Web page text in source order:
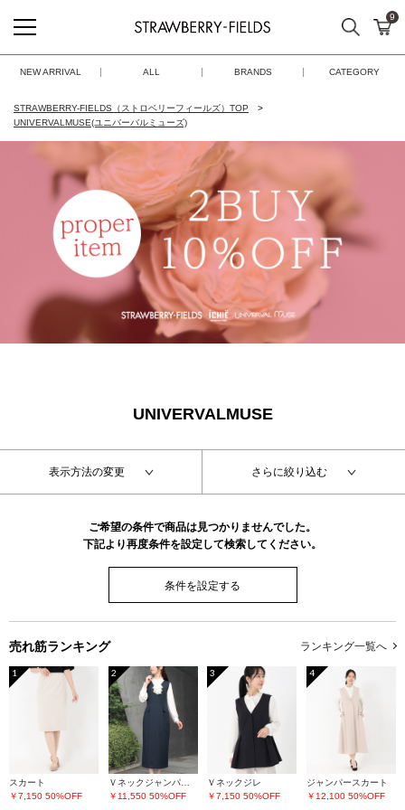
STRAWBERRY-FIELDS
検索 カ
9
NEW ARRIVAL ALL BRANDS CATEGORY
STRAWBERRY-FIELDS（ストロベリーフィールズ）TOP
UNIVERVALMUSE(ユニバーバルミューズ)
UNIVERVALMUSE
表示方法の変更 さらに絞り込む
ご希望の条件で商品は見つかりませんでした。
下記より再度条件を設定して検索してください。
条件を設定する
売れ筋ランキング ランキング一覧へ
1
スカート
￥7,150 50%OFF
2
Ｖネックジャンパースカート
￥11,550 50%OFF
3
Ｖネックジレ
￥7,150 50%OFF
4
ジャンパースカート
￥12,100 50%OFF